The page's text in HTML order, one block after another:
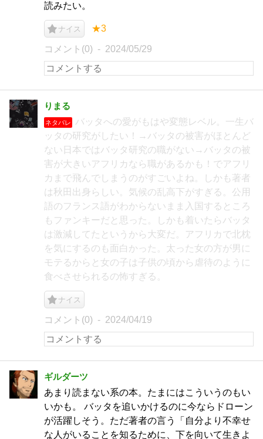
読みたい。
ナイス ★3
コメント(0) 2024/05/29
りまる
ネタバレ
バッタへの愛がもはや変態レベル。一生バ
ッタの研究がしたい！→バッタの被害がほとんど
ない日本ではバッタ研究の職がない→バッタの被
害が大きいアフリカなら職があるかも！でアフリ
カまで飛んでしまうのがすごいよね。しかも著者
は秋田出身らしい。気候の乱高下がすぎる。公用
語のフランス語がわからないまま入国するところ
もファンキーだと思った。しかも着いたらバッタ
は激減してたというから大変だ。アフリカで北枕
を気にするのも面白かった。太った女の方が男に
モテるからと女の子は子供の頃から虐待のように
食べさせられるの怖すぎる。
ナイス
コメント(0) 2024/04/19
ギルダーツ
あまり読まない系の本。たまにはこういうのもい
いかも。 バッタを追いかけるのに今ならドローン
が活躍しそう。ただ著者の言う「自分より不幸せ
な人がいることを知るために、下を向いて生きよ